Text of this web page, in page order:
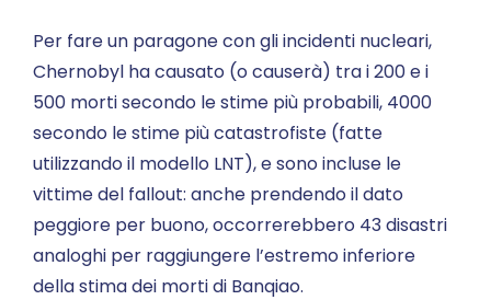
Per fare un paragone con gli incidenti nucleari,
Chernobyl ha causato (o causerà) tra i 200 e i
500 morti secondo le stime più probabili, 4000
secondo le stime più catastrofiste (fatte
utilizzando il modello LNT), e sono incluse le
vittime del fallout: anche prendendo il dato
peggiore per buono, occorrerebbero 43 disastri
analoghi per raggiungere l’estremo inferiore
della stima dei morti di Banqiao.